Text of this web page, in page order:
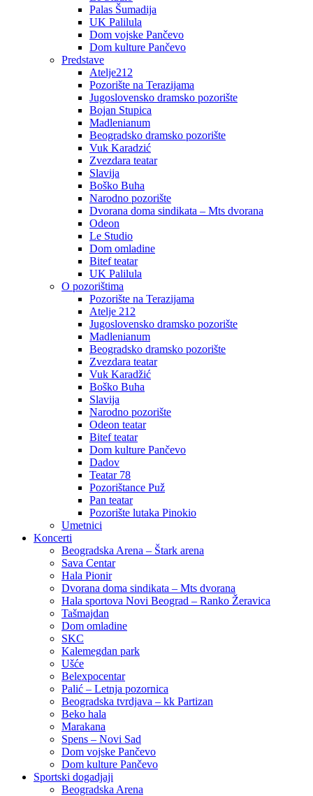
Palas Šumadija
UK Palilula
Dom vojske Pančevo
Dom kulture Pančevo
Predstave
Atelje212
Pozorište na Terazijama
Jugoslovensko dramsko pozorište
Bojan Stupica
Madlenianum
Beogradsko dramsko pozorište
Vuk Karadzić
Zvezdara teatar
Slavija
Boško Buha
Narodno pozorište
Dvorana doma sindikata – Mts dvorana
Odeon
Le Studio
Dom omladine
Bitef teatar
UK Palilula
O pozorištima
Pozorište na Terazijama
Atelje 212
Jugoslovensko dramsko pozorište
Madlenianum
Beogradsko dramsko pozorište
Zvezdara teatar
Vuk Karadžić
Boško Buha
Slavija
Narodno pozorište
Odeon teatar
Bitef teatar
Dom kulture Pančevo
Dadov
Teatar 78
Pozorištance Puž
Pan teatar
Pozorište lutaka Pinokio
Umetnici
Koncerti
Beogradska Arena – Štark arena
Sava Centar
Hala Pionir
Dvorana doma sindikata – Mts dvorana
Hala sportova Novi Beograd – Ranko Žeravica
Tašmajdan
Dom omladine
SKC
Kalemegdan park
Ušće
Belexpocentar
Palić – Letnja pozornica
Beogradska tvrdjava – kk Partizan
Beko hala
Marakana
Spens – Novi Sad
Dom vojske Pančevo
Dom kulture Pančevo
Sportski dogadjaji
Beogradska Arena